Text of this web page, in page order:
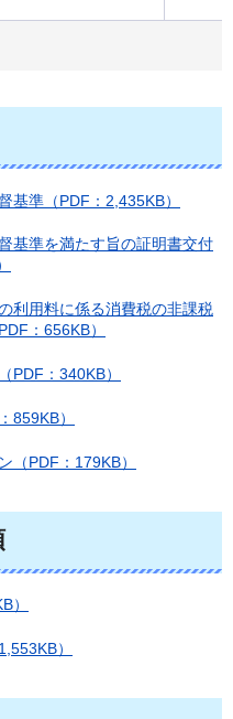
基準（PDF：2,435KB）
基準を満たす旨の証明書交付
利用料に係る消費税の非課税
：656KB）
PDF：340KB）
859KB）
（PDF：179KB）
）
）